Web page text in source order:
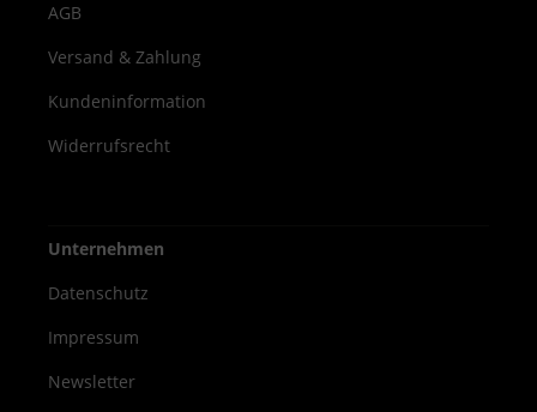
AGB
Versand & Zahlung
Kundeninformation
Widerrufsrecht
Unternehmen
Datenschutz
Impressum
Newsletter